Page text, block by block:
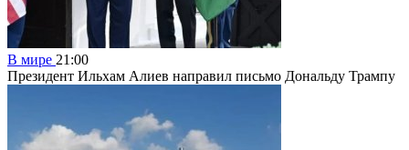
В мире 21:00
Президент Ильхам Алиев направил письмо Дональду Трампу